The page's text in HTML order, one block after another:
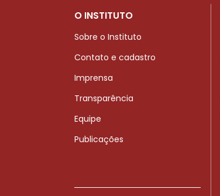
O INSTITUTO
Sobre o Instituto
Contato e cadastro
Imprensa
Transparência
Equipe
Publicações